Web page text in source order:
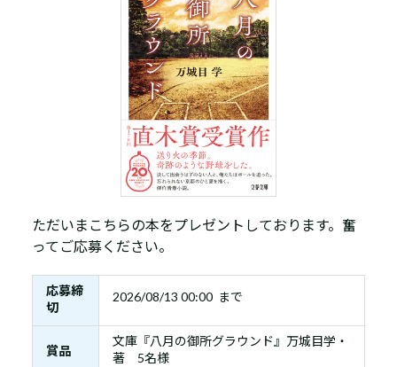
ただいまこちらの本をプレゼントしております。奮
ってご応募ください。
応募締
切
2026/08/13 00:00 まで
賞品
文庫『八月の御所グラウンド』万城目学・
著 5名様